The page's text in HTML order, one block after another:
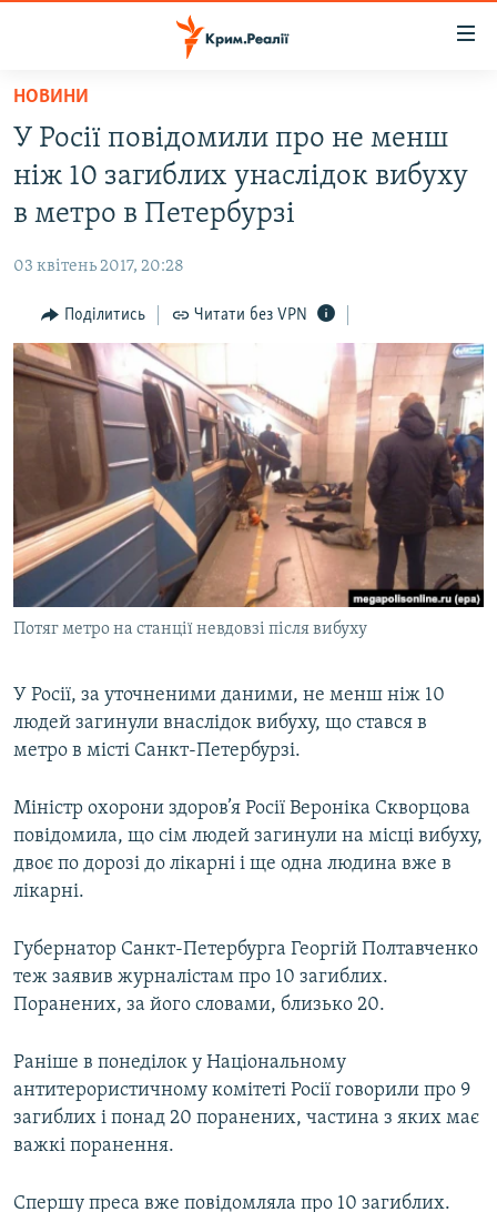
Перейти
основного
матеріалу
до
основної
Перейти
до
пошуку
ВІДЕО ТА ФОТО
БЛОГИ
ПОГЛЯД
ІНТЕРВ'Ю
ВСЕ ЗА ДЕНЬ
СПЕЦПРОЕКТИ
ДЕПОРТАЦІЯ
ВІДЕОУРОКИ «ELIFBE»
СВІДЧЕННЯ ОКУПАЦІЇ
УКРАЇНСЬКА ПРОБЛЕМА КРИМУ
ІНФОГРАФІКА
ЯК ОБІЙТИ БЛОКУВАННЯ
Русский
Qırımtatar
ДОЛУЧАЙСЯ!
Усі сайти RFE/RL
НОВИНИ
У Росії повідомили про не менш
ніж 10 загиблих унаслідок вибуху
в метро в Петербурзі
03 квітень 2017, 20:28
Поділитись Читати без VPN
Потяг метро на станції невдовзі після вибуху
У Росії, за уточненими даними, не менш ніж 10
людей загинули внаслідок вибуху, що стався в
метро в місті Санкт-Петербурзі.
Міністр охорони здоров’я Росії Вероніка Скворцова
повідомила, що сім людей загинули на місці вибуху,
двоє по дорозі до лікарні і ще одна людина вже в
лікарні.
Губернатор Санкт-Петербурга Георгій Полтавченко
теж заявив журналістам про 10 загиблих.
Поранених, за його словами, близько 20.
Раніше в понеділок у Національному
антитерористичному комітеті Росії говорили про 9
загиблих і понад 20 поранених, частина з яких має
важкі поранення.
Спершу преса вже повідомляла про 10 загиблих.